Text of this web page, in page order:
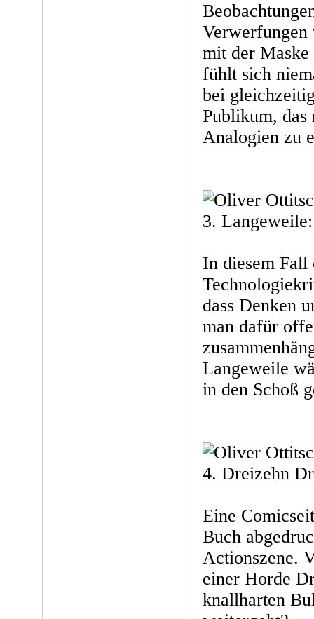
Verwerfungen
mit der Maske
fühlt sich
bei
Publikum, das
Analogien zu
3. Langeweile:
In diesem
dass Denken
man dafür
Langeweile
in den Schoß
4. Dreizehn
Eine
Buch
Actionszene.
einer Horde
knallharten